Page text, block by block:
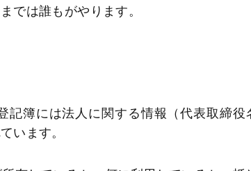
では誰もがやります。
記簿には法人に関する情報（代表取締役
います。